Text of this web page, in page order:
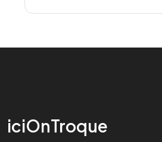
iciOnTroque